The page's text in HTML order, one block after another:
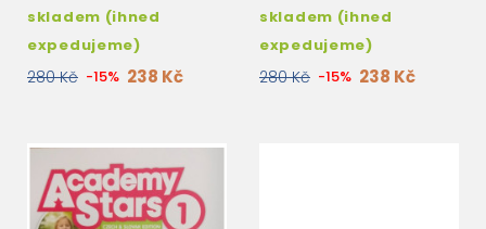
NAVIO APP, DIGITAL
WB & DIGITAL +...
skladem (ihned
expedujeme)
280 Kč -15% 238 Kč
NAVIO APP, DIGITAL
WB & DIGITAL +...
skladem (ihned
expedujeme)
280 Kč -15% 238 Kč